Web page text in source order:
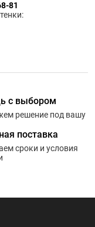
81
с выбором
решение под вашу
поставка
сроки и условия